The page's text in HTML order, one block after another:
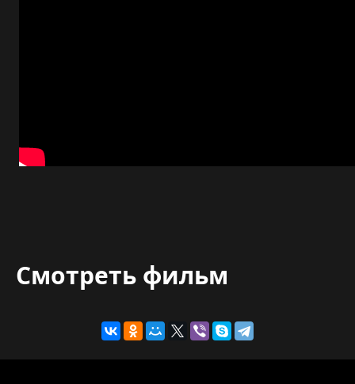
Смотреть фильм